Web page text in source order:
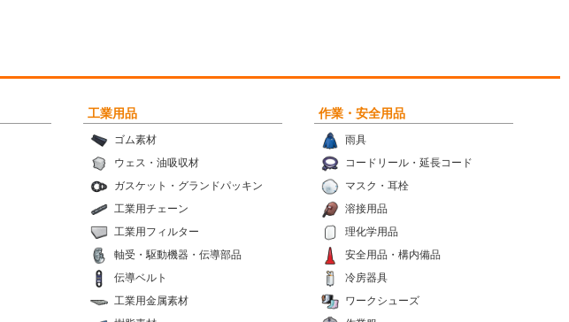
工業用品
ゴム素材
ウェス・油吸収材
ガスケット・グランドパッキン
工業用チェーン
工業用フィルター
軸受・駆動機器・伝導部品
伝導ベルト
工業用金属素材
作業・安全用品
雨具
コードリール・延長コード
マスク・耳栓
溶接用品
理化学用品
安全用品・構内備品
冷房器具
ワークシューズ